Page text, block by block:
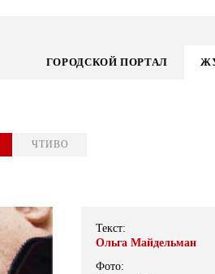
ГОРОДСКОЙ ПОРТАЛ
ЧТИВО
Текст:
Ольга Майдельман
Фото: